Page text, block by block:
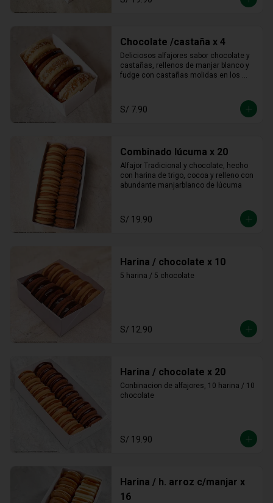
Chocolate /castaña x 4
Deliciosos alfajores sabor chocolate y
castañas, rellenos de manjar blanco y
fudge con castañas molidas en los
S/ 7.90
Combinado lúcuma x 20
Alfajor Tradicional y chocolate, hecho
con harina de trigo, cocoa y relleno con
abundante manjarblanco de lúcuma
S/ 19.90
Harina / chocolate x 10
5 harina / 5 chocolate
S/ 12.90
Harina / chocolate x 20
Conbinacion de alfajores, 10 harina / 10
chocolate
S/ 19.90
Harina / h. arroz c/manjar x
16